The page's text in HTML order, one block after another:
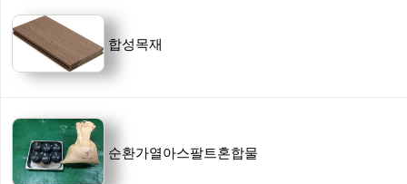
합성목재
순환가열아스팔트혼합물